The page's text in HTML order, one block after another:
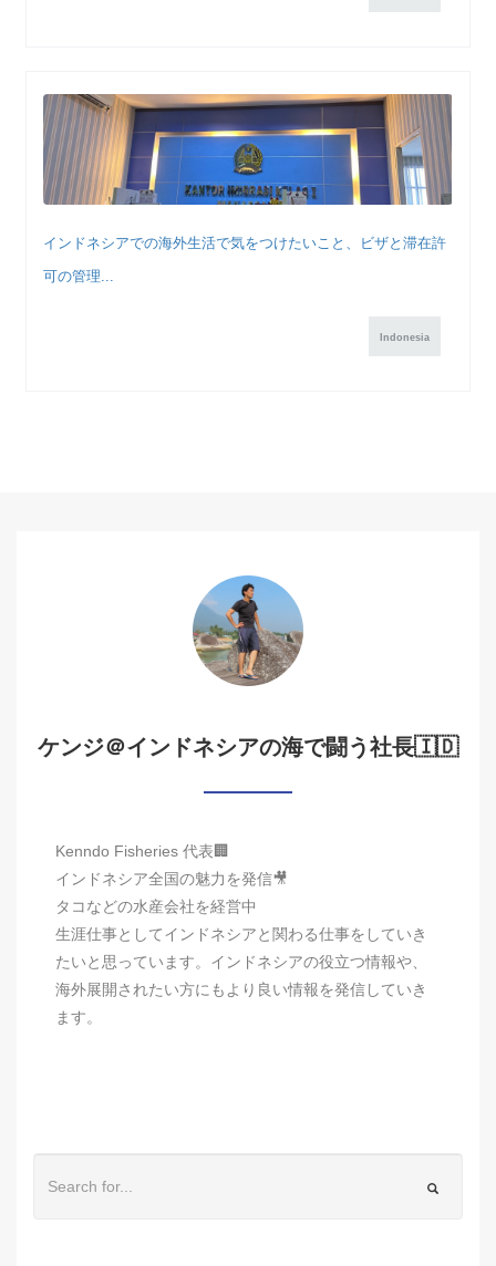
インドネシアでの海外生活で気をつけたいこと、ビザと滞在許
可の管理...
Indonesia
ケンジ＠インドネシアの海で闘う社長🇮🇩
Kenndo Fisheries 代表🏢
インドネシア全国の魅力を発信🎥
タコなどの水産会社を経営中
生涯仕事としてインドネシアと関わる仕事をしていき
たいと思っています。インドネシアの役立つ情報や、
海外展開されたい方にもより良い情報を発信していき
ます。